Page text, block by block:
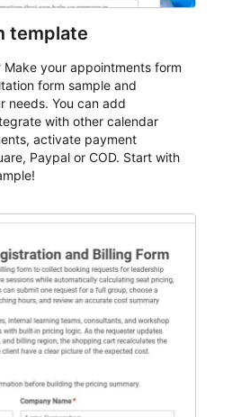
template
your appointments form
form sample and
needs. You can add
with other calendar
activate payment
Paypal or COD. Start with